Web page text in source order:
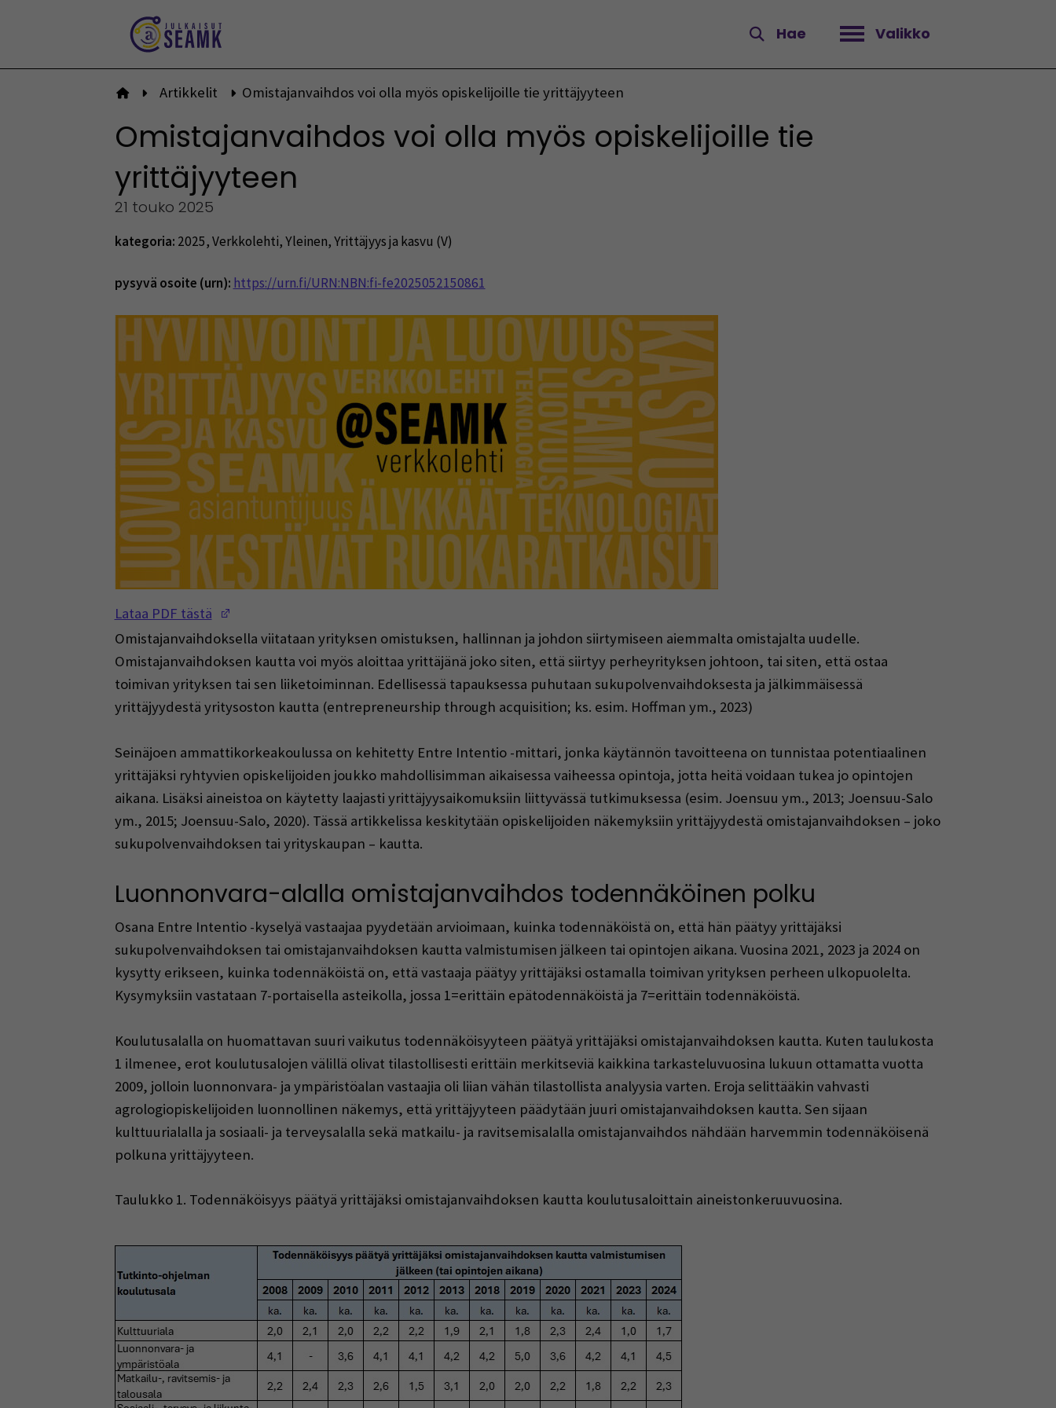
Hae Valikko
Avaa valikko
Etusivulle
Artikkelit Omistajanvaihdos voi olla myös opiskelijoille tie yrittäjyyteen
Omistajanvaihdos voi olla myös opiskelijoille tie
yrittäjyyteen
21 touko 2025
kategoria: 2025,Verkkolehti,Yleinen,Yrittäjyys ja kasvu (V)
pysyvä osoite (urn): https://urn.fi/URN:NBN:fi-fe2025052150861
Lataa PDF tästä
Omistajanvaihdoksella viitataan yrityksen omistuksen, hallinnan ja johdon siirtymiseen aiemmalta omistajalta uudelle.
Omistajanvaihdoksen kautta voi myös aloittaa yrittäjänä joko siten, että siirtyy perheyrityksen johtoon, tai siten, että ostaa
toimivan yrityksen tai sen liiketoiminnan. Edellisessä tapauksessa puhutaan sukupolvenvaihdoksesta ja jälkimmäisessä
yrittäjyydestä yritysoston kautta (entrepreneurship through acquisition; ks. esim. Hoffman ym., 2023)
Seinäjoen ammattikorkeakoulussa on kehitetty Entre Intentio -mittari, jonka käytännön tavoitteena on tunnistaa potentiaalinen
yrittäjäksi ryhtyvien opiskelijoiden joukko mahdollisimman aikaisessa vaiheessa opintoja, jotta heitä voidaan tukea jo opintojen
aikana. Lisäksi aineistoa on käytetty laajasti yrittäjyysaikomuksiin liittyvässä tutkimuksessa (esim. Joensuu ym., 2013; Joensuu-Salo
ym., 2015; Joensuu-Salo, 2020). Tässä artikkelissa keskitytään opiskelijoiden näkemyksiin yrittäjyydestä omistajanvaihdoksen – joko
sukupolvenvaihdoksen tai yrityskaupan – kautta.
Luonnonvara-alalla omistajanvaihdos todennäköinen polku
Osana Entre Intentio -kyselyä vastaajaa pyydetään arvioimaan, kuinka todennäköistä on, että hän päätyy yrittäjäksi
sukupolvenvaihdoksen tai omistajanvaihdoksen kautta valmistumisen jälkeen tai opintojen aikana. Vuosina 2021, 2023 ja 2024 on
kysytty erikseen, kuinka todennäköistä on, että vastaaja päätyy yrittäjäksi ostamalla toimivan yrityksen perheen ulkopuolelta.
Kysymyksiin vastataan 7-portaisella asteikolla, jossa 1=erittäin epätodennäköistä ja 7=erittäin todennäköistä.
Koulutusalalla on huomattavan suuri vaikutus todennäköisyyteen päätyä yrittäjäksi omistajanvaihdoksen kautta. Kuten taulukosta
1 ilmenee, erot koulutusalojen välillä olivat tilastollisesti erittäin merkitseviä kaikkina tarkasteluvuosina lukuun ottamatta vuotta
2009, jolloin luonnonvara- ja ympäristöalan vastaajia oli liian vähän tilastollista analyysia varten. Eroja selittääkin vahvasti
agrologiopiskelijoiden luonnollinen näkemys, että yrittäjyyteen päädytään juuri omistajanvaihdoksen kautta. Sen sijaan
kulttuurialalla ja sosiaali- ja terveysalalla sekä matkailu- ja ravitsemisalalla omistajanvaihdos nähdään harvemmin todennäköisenä
polkuna yrittäjyyteen.
Taulukko 1. Todennäköisyys päätyä yrittäjäksi omistajanvaihdoksen kautta koulutusaloittain aineistonkeruuvuosina.